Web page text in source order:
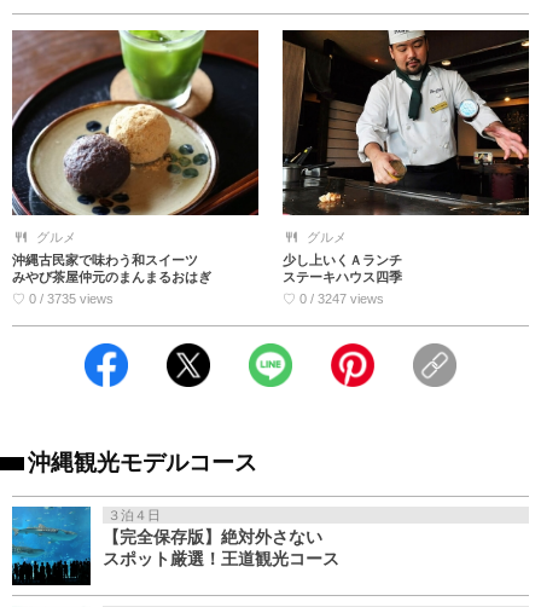
グルメ
沖縄古民家で味わう和スイーツ
みやび茶屋仲元のまんまるおはぎ
♡ 0 / 3735 views
グルメ
少し上いくＡランチ
ステーキハウス四季
♡ 0 / 3247 views
沖縄観光モデルコース
３泊４日
【完全保存版】絶対外さない
スポット厳選！王道観光コース